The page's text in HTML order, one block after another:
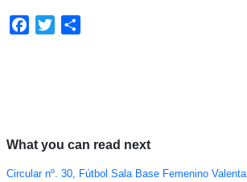
Facebook
Twitter
What you can read next
Circular nº. 30, Fútbol Sala Base Femenino Valenta